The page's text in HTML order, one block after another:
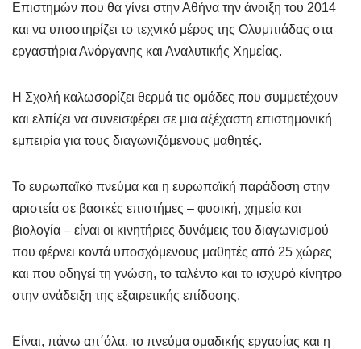
Επιστημών που θα γίνει στην Αθήνα την άνοιξη του 2014
και να υποστηρίζει το τεχνικό μέρος της Ολυμπιάδας στα
εργαστήρια Ανόργανης και Αναλυτικής Χημείας.
Η Σχολή καλωσορίζει θερμά τις ομάδες που συμμετέχουν
και ελπίζει να συνεισφέρει σε μια αξέχαστη επιστημονική
εμπειρία για τους διαγωνιζόμενους μαθητές.
Το ευρωπαϊκό πνεύμα και η ευρωπαϊκή παράδοση στην
αριστεία σε βασικές επιστήμες – φυσική, χημεία και
βιολογία – είναι οι κινητήριες δυνάμεις του διαγωνισμού
που φέρνει κοντά υποσχόμενους μαθητές από 25 χώρες
και που οδηγεί τη γνώση, το ταλέντο και το ισχυρό κίνητρο
στην ανάδειξη της εξαιρετικής επίδοσης.
Είναι, πάνω απ΄όλα, το πνεύμα ομαδικής εργασίας και η